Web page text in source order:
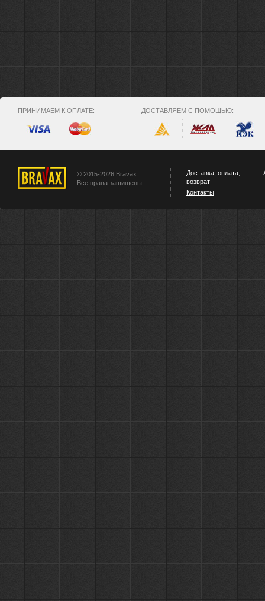
ПРИНИМАЕМ К ОПЛАТЕ: ДОСТАВЛЯЕМ С ПОМОЩЬЮ:
© 2015-2026 Bravax
Все права защищены
Доставка, оплата,
возврат
Контакты